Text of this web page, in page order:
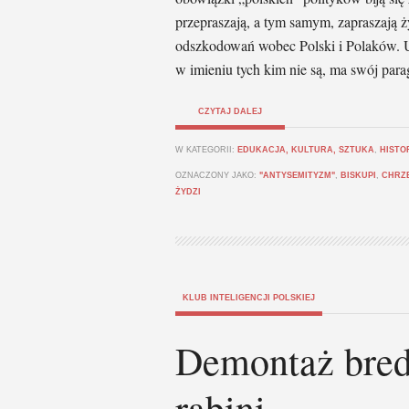
przepraszają, a tym samym,
odszkodowań wobec Polski i Polaków.
w imieniu tych kim nie są, ma swój
CZYTAJ DALEJ
W KATEGORII: EDUKACJA, KULTURA, SZTUKA ,
OZNACZONY JAKO: "ANTYSEMITYZM", BISKUPI ,
ŻYDZI
KLUB INTELIGENCJI POLSKIEJ
Demontaż